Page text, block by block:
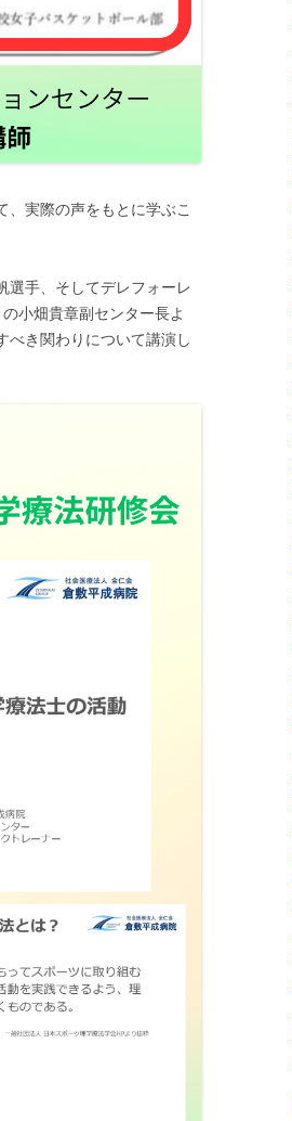
、実際の声をもとに学ぶこ
選手、そしてデレフォーレ
小畑貴章副センター長よ
べき関わりについて講演し